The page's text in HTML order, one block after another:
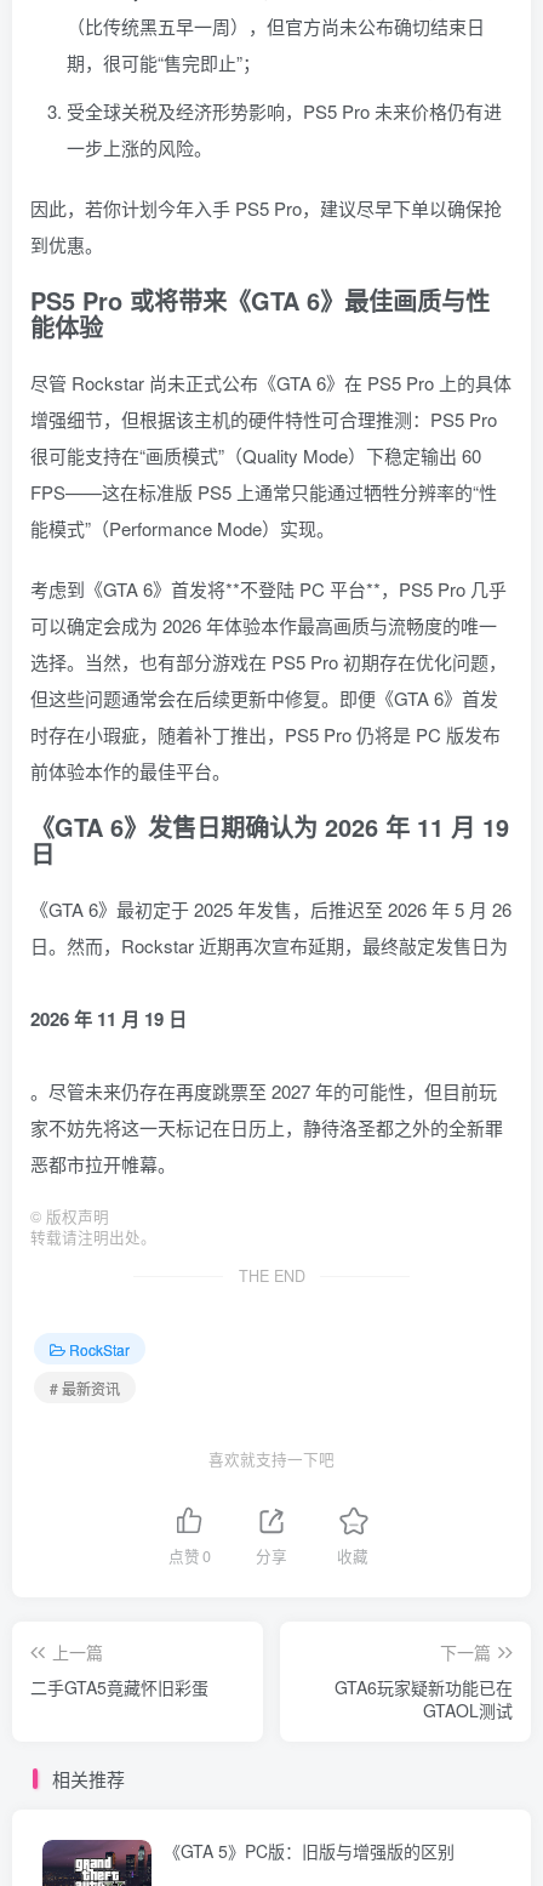
（比传统黑五早一周），但官方尚未公布确切结束日
期，很可能“售完即止”；
受全球关税及经济形势影响，PS5 Pro 未来价格仍有进
一步上涨的风险。
因此，若你计划今年入手 PS5 Pro，建议尽早下单以确保抢
到优惠。
PS5 Pro 或将带来《GTA 6》最佳画质与性
能体验
尽管 Rockstar 尚未正式公布《GTA 6》在 PS5 Pro 上的具体
增强细节，但根据该主机的硬件特性可合理推测：PS5 Pro
很可能支持在“画质模式”（Quality Mode）下稳定输出 60
FPS——这在标准版 PS5 上通常只能通过牺牲分辨率的“性
能模式”（Performance Mode）实现。
考虑到《GTA 6》首发将**不登陆 PC 平台**，PS5 Pro 几乎
可以确定会成为 2026 年体验本作最高画质与流畅度的唯一
选择。当然，也有部分游戏在 PS5 Pro 初期存在优化问题，
但这些问题通常会在后续更新中修复。即便《GTA 6》首发
时存在小瑕疵，随着补丁推出，PS5 Pro 仍将是 PC 版发布
前体验本作的最佳平台。
《GTA 6》发售日期确认为 2026 年 11 月 19
日
《GTA 6》最初定于 2025 年发售，后推迟至 2026 年 5 月 26
日。然而，Rockstar 近期再次宣布延期，最终敲定发售日为
2026 年 11 月 19 日
。尽管未来仍存在再度跳票至 2027 年的可能性，但目前玩
家不妨先将这一天标记在日历上，静待洛圣都之外的全新罪
恶都市拉开帷幕。
© 版权声明
转载请注明出处。
THE END
RockStar
# 最新资讯
喜欢就支持一下吧
点赞0 分享 收藏
上一篇
二手GTA5竟藏怀旧彩蛋
下一篇
GTA6玩家疑新功能已在
GTAOL测试
相关推荐
《GTA 5》PC版：旧版与增强版的区别